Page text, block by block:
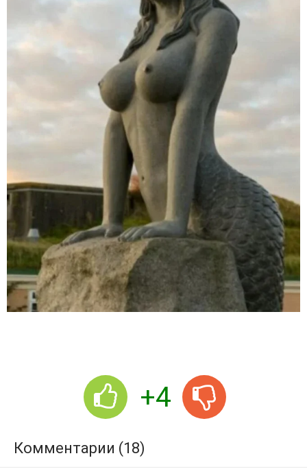
+4
Комментарии (18)